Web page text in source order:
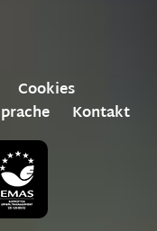
Cookies
Kontakt